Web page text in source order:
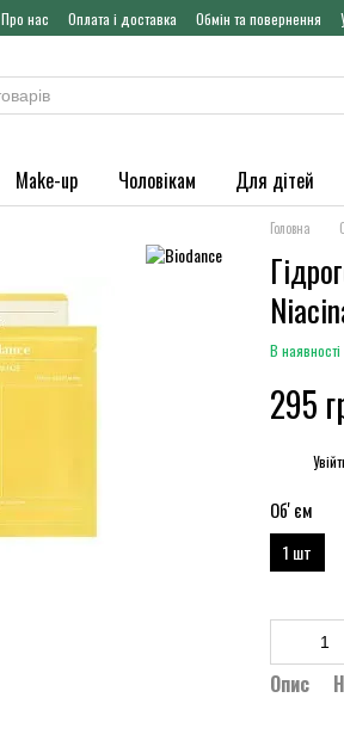
Про нас Оплата і доставка Обмін та повернення
Make-up Чоловікам Для дітей
Головна
В наявності
295
Обʼєм
1 шт
Опис